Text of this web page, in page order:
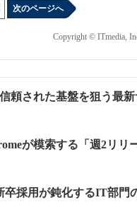
次のページへ
Copyright © ITmedia,